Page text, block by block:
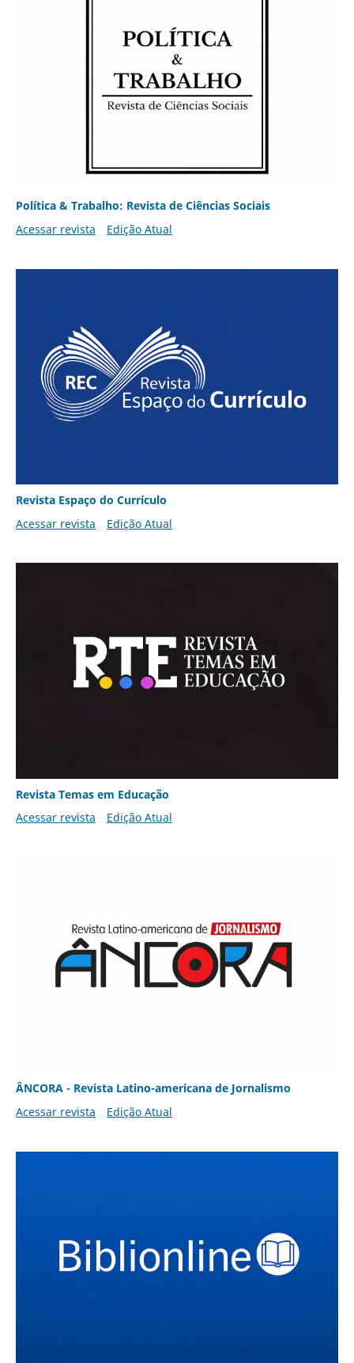
Política & Trabalho: Revista de Ciências Sociais
Acessar revista
Edição Atual
Revista Espaço do Currículo
Acessar revista
Edição Atual
Revista Temas em Educação
Acessar revista
Edição Atual
ÂNCORA - Revista Latino-americana de Jornalismo
Acessar revista
Edição Atual